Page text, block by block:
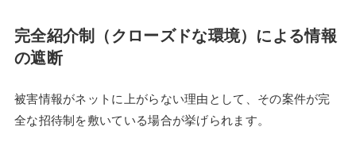
完全紹介制（クローズドな環境）による情報
の遮断
被害情報がネットに上がらない理由として、その案件が完
全な招待制を敷いている場合が挙げられます。